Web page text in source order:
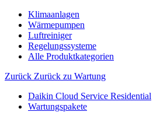
Klimaanlagen
Wärmepumpen
Luftreiniger
Regelungssysteme
Alle Produktkategorien
Zurück Zurück zu Wartung
Daikin Cloud Service Residential
Wartungspakete